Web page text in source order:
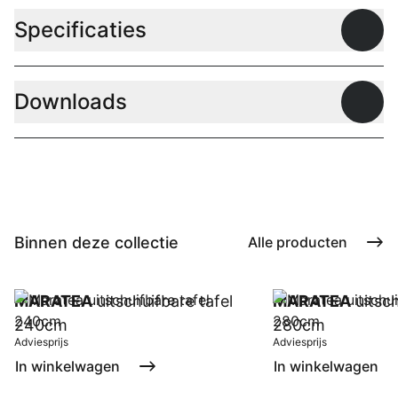
Specificaties
Downloads
Binnen deze collectie Alle producten
MARATEAuitschuifbare tafel
240cm
Adviesprijs
In winkelwagen
MARATEA
280cm
Adviesprijs
In winkelwagen